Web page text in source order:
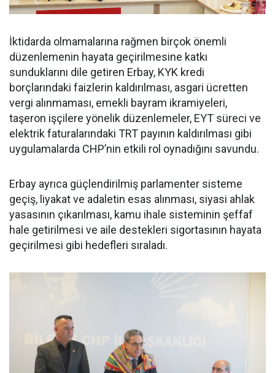
İktidarda olmamalarına rağmen birçok önemli
düzenlemenin hayata geçirilmesine katkı
sunduklarını dile getiren Erbay, KYK kredi
borçlarındaki faizlerin kaldırılması, asgari ücretten
vergi alınmaması, emekli bayram ikramiyeleri,
taşeron işçilere yönelik düzenlemeler, EYT süreci ve
elektrik faturalarındaki TRT payının kaldırılması gibi
uygulamalarda CHP’nin etkili rol oynadığını savundu.
Erbay ayrıca güçlendirilmiş parlamenter sisteme
geçiş, liyakat ve adaletin esas alınması, siyasi ahlak
yasasının çıkarılması, kamu ihale sisteminin şeffaf
hale getirilmesi ve aile destekleri sigortasının hayata
geçirilmesi gibi hedefleri sıraladı.